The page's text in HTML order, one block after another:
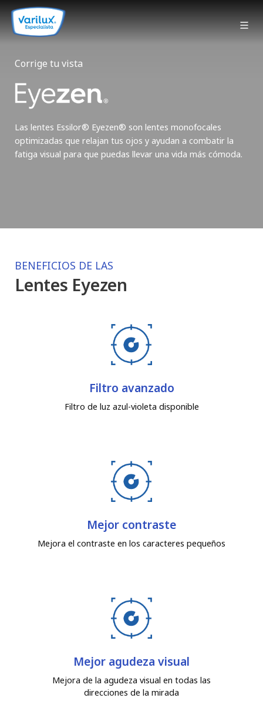
Corrige tu vista
Las lentes Essilor® Eyezen® son lentes monofocales
optimizadas que relajan tus ojos y ayudan a combatir la
fatiga visual para que puedas llevar una vida más cómoda.
BENEFICIOS DE LAS
Lentes Eyezen
Filtro avanzado
Filtro de luz azul-violeta disponible
Mejor contraste
Mejora el contraste en los caracteres pequeños
Mejor agudeza visual
Mejora de la agudeza visual en todas las
direcciones de la mirada